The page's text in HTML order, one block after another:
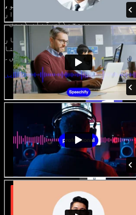
رائلٹی فری امیجز، آڈیو،
شامل کر کے بھرپور، شاندار
پروجیکٹس تیار کریں۔
سب کچھ براؤزر میں، تخلیق کار
کر اپنے خیالات کو حقیقت بنا
سکتے ہیں۔
اسٹوڈیو شروع کریں